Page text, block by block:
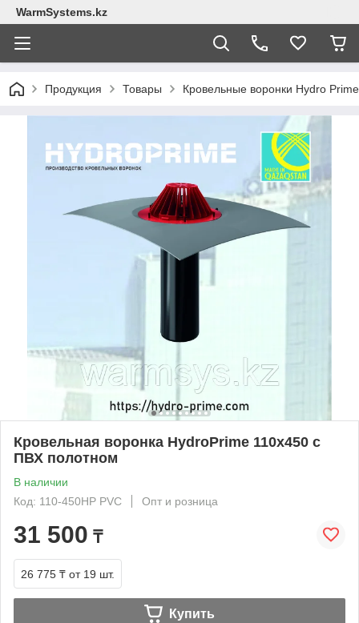
WarmSystems.kz
Продукция Товары Кровельные воронки Hydro Prime
Кровельная воронка HydroPrime 110x450 с
ПВХ полотном
В наличии
Код: 110-450HP PVC
Опт и розница
31 500 ₸
26 775 ₸ от 19 шт.
Купить